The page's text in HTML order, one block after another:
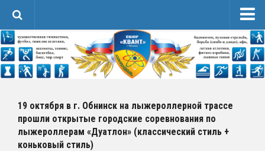
Новости
Сведения об образовательной организации
Карточка Основных Сведений
Контакты
2 Структура и органы управления организацией
19 октября в г. Обнинск на лыжероллерной трассе
прошли открытые городские соревнования по
лыжероллерам «Дуатлон» (классический стиль +
коньковый стиль)